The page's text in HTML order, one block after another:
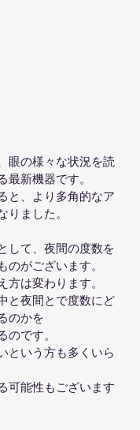
眼の様々な状況を読
新機器です。
と、より多角的なア
りました。
して、夜間の度数を
がございます。
方は変わります。
と夜間とで度数にど
のかを
です。
という方も多くいら
可能性もございます